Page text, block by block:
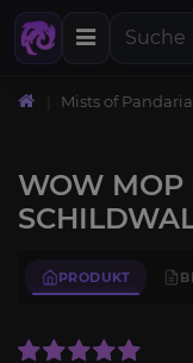
Mists of
WOW MOP
PRODUKT